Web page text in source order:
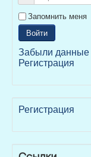
Запомнить меня
Войти
Забыли данные
Регистрация
Регистрация